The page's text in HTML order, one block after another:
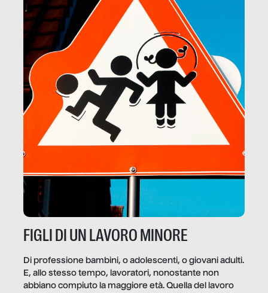
FIGLI DI UN LAVORO MINORE
Di professione bambini, o adolescenti, o giovani adulti.
E, allo stesso tempo, lavoratori, nonostante non
abbiano compiuto la maggiore età. Quella del lavoro